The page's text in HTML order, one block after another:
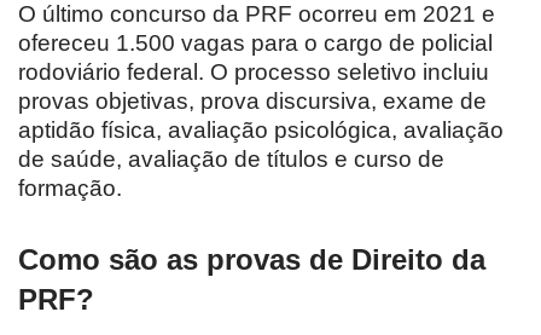
O último concurso da PRF ocorreu em 2021 e
ofereceu 1.500 vagas para o cargo de policial
rodoviário federal. O processo seletivo incluiu
provas objetivas, prova discursiva, exame de
aptidão física, avaliação psicológica, avaliação
de saúde, avaliação de títulos e curso de
formação.
Como são as provas de Direito da
PRF?